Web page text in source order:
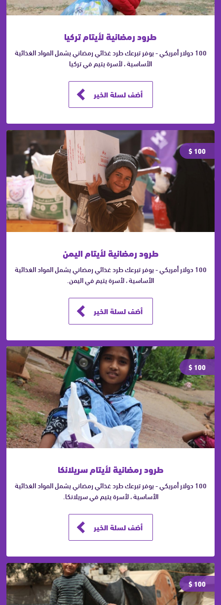
طرود رمضانية لأيتام تركيا
100 دولار أمريكي - يوفر تبرعك طرد غذائي رمضاني يشمل المواد الغذائية
الأساسية ، لأسرة يتيم في تركيا
أضف لسلة الخير
100 $
طرود رمضانية لأيتام اليمن
100 دولار أمريكي - يوفر تبرعك طرد غذائي رمضاني يشمل المواد الغذائية
الأساسية ، لأسرة يتيم في اليمن.
أضف لسلة الخير
100 $
طرود رمضانية لأيتام سريلانكا
100 دولار أمريكي - يوفر تبرعك طرد غذائي رمضاني يشمل المواد الغذائية
الأساسية ، لأسرة يتيم في سريلانكا.
أضف لسلة الخير
100 $